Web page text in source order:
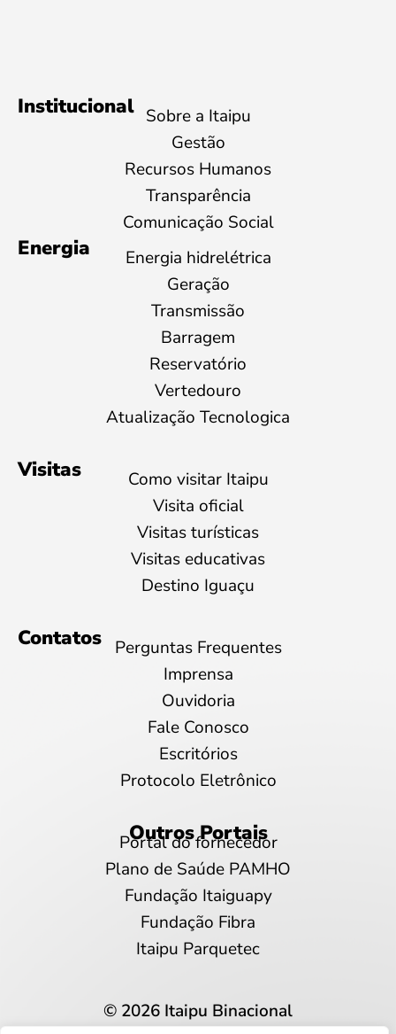
Institucional Sobre a Itaipu
Gestão
Recursos Humanos
Transparência
Comunicação Social
Energia
Energia hidrelétrica
Geração
Transmissão
Barragem
Reservatório
Vertedouro
Atualização Tecnologica
Visitas
Como visitar Itaipu
Visita oficial
Visitas turísticas
Visitas educativas
Destino Iguaçu
Contatos
Perguntas Frequentes
Imprensa
Ouvidoria
Fale Conosco
Escritórios
Protocolo Eletrônico
Outros Portais
Portal do fornecedor
Plano de Saúde PAMHO
Fundação Itaiguapy
Fundação Fibra
Itaipu Parquetec
© 2026 Itaipu Binacional